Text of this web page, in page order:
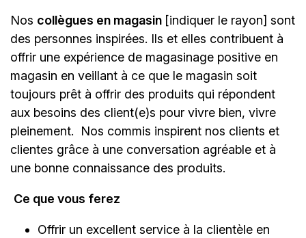
Nos collègues en magasin [indiquer le rayon] sont
des personnes inspirées. Ils et elles contribuent à
offrir une expérience de magasinage positive en
magasin en veillant à ce que le magasin soit
toujours prêt à offrir des produits qui répondent
aux besoins des client(e)s pour vivre bien, vivre
pleinement. Nos commis inspirent nos clients et
clientes grâce à une conversation agréable et à
une bonne connaissance des produits.
Ce que vous ferez
Offrir un excellent service à la clientèle en